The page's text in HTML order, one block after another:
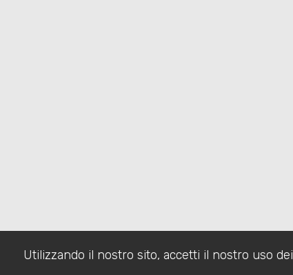
Utilizzando il nostro sito, accetti il nostro uso dei